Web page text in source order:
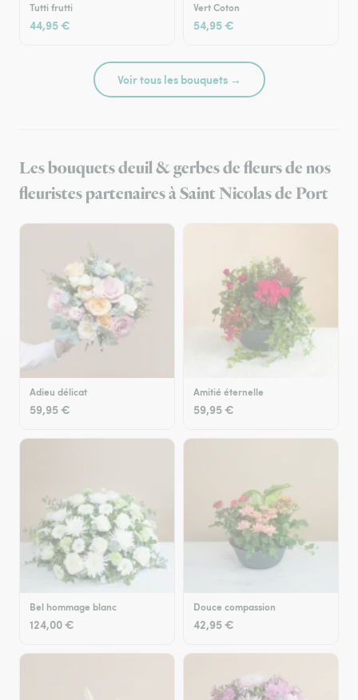
Tutti frutti
44,95 €
Vert Coton
54,95 €
Voir tous les bouquets →
Les bouquets deuil & gerbes de fleurs de nos
fleuristes partenaires à Saint Nicolas de Port
Adieu délicat
59,95 €
Amitié éternelle
59,95 €
Bel hommage blanc
124,00 €
Douce compassion
42,95 €